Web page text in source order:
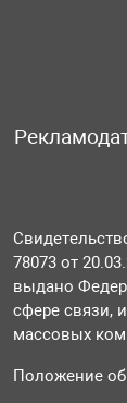
78073 от
выдано
сфере связи,
массовых
Положение